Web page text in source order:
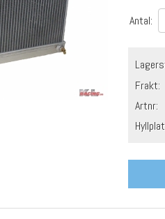
Antal:
Frakt:
Artnr: